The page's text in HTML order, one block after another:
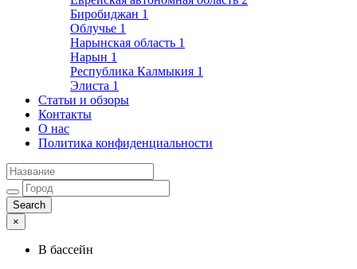
Биробиджан 1
Облучье 1
Нарынская область 1
Нарын 1
Республика Калмыкия 1
Элиста 1
Статьи и обзоры
Контакты
О нас
Политика конфиденциальности
×
В бассейн